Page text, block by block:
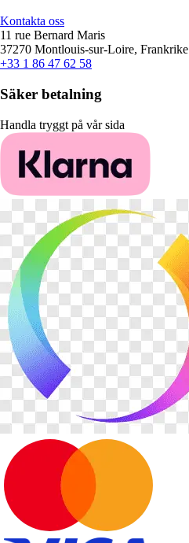
Kontakta oss
11 rue Bernard Maris
37270 Montlouis-sur-Loire, Frankrike
+33 1 86 47 62 58
Säker betalning
Handla tryggt på vår sida